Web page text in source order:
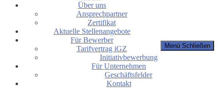
Menü Schließen
Über uns
Ansprechpartner
Zertifikat
Aktuelle Stellenangebote
Für Bewerber
Tarifvertrag iGZ
Initiativbewerbung
Für Unternehmen
Geschäftsfelder
Kontakt